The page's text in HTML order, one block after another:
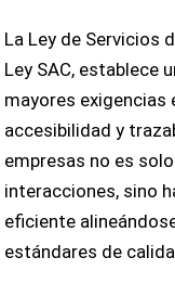
La Ley de Servicios
Ley SAC, establece
mayores exigencias
accesibilidad y
empresas no es
interacciones, sino
eficiente
estándares de